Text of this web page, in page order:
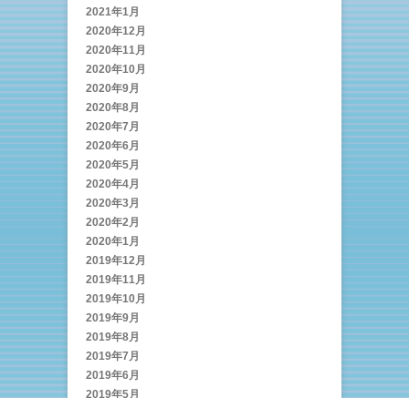
2021年1月
2020年12月
2020年11月
2020年10月
2020年9月
2020年8月
2020年7月
2020年6月
2020年5月
2020年4月
2020年3月
2020年2月
2020年1月
2019年12月
2019年11月
2019年10月
2019年9月
2019年8月
2019年7月
2019年6月
2019年5月